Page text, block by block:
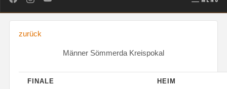
zurück
Männer Sömmerda Kreispokal
FINALE HEIM